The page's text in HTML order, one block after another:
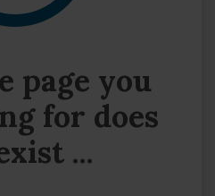
page you
for does
...